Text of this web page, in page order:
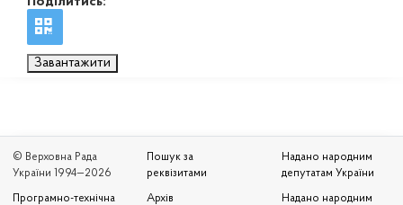
Завантажити
© Верховна Рада
України 1994—2026
Програмно-технічна
Пошук за
реквізитами
Архів
Надано народним
депутатам України
Надано народним